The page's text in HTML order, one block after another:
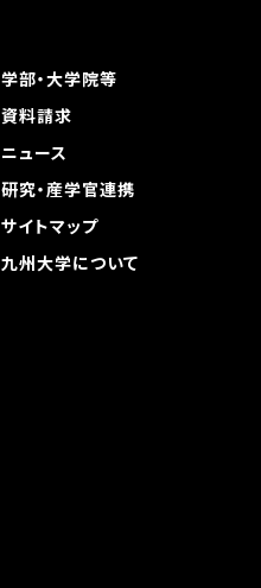
学部・大学院等
資料請求
ニュース
研究・産学官連携
サイトマップ
九州大学について